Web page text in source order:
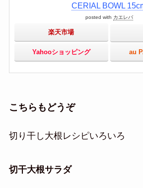
CERIAL BOWL
posted with カエレバ
楽天市場
Yahooショッピング au
こちらもどうぞ
切り干し大根レシピいろいろ
切干大根サラダ